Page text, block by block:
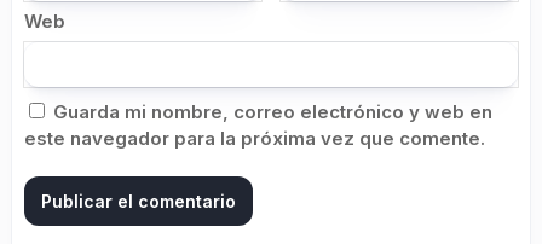
Web
Guarda mi nombre, correo electrónico y web en
este navegador para la próxima vez que comente.